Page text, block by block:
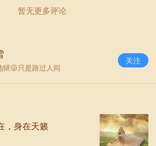
暂无更多评论
狱😜只是路过人间
关注
，身在天籁